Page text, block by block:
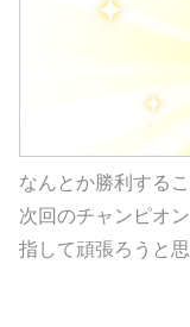
なんとか勝利する
次回のチャンピオ
指して頑張ろうと思